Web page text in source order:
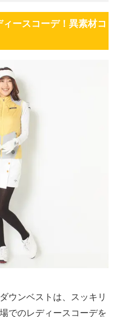
ースコーデ！異素材コ
ウンベストは、スッキリ
でのレディースコーデを